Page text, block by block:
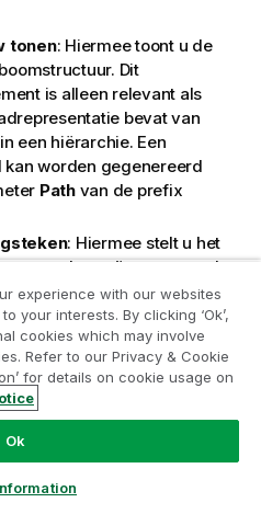
tonen: Hiermee toont u de
Dit
is alleen relevant als
bevat van
een hiërarchie. Een
worden gegenereerd
Pathvan de prefix
: Hiermee stelt u het
worden geïnterpreteerd
in het pad dat wordt
deBoomstructuur.
:
zoekmodus:
u de standaard
kiezen voor een
QlikView-apps op
Modernization
experience with our websites
your interests. By clicking ‘Ok’,
cookies which may involve
Refer to our Privacy & Cookie
for details on cookie usage on
Ok